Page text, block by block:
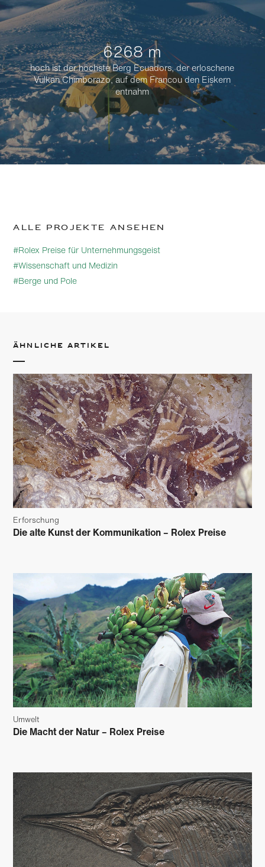
6268 m
hoch ist der höchste Berg Ecuadors, der erloschene
Vulkan Chimborazo, auf dem Francou den Eiskern
entnahm
Alle Projekte ansehen
#Rolex Preise für Unternehmungsgeist
#Wissenschaft und Medizin
#Berge und Pole
Ähnliche Artikel
Erforschung
Die alte Kunst der Kommunikation – Rolex Preise
Umwelt
Die Macht der Natur – Rolex Preise